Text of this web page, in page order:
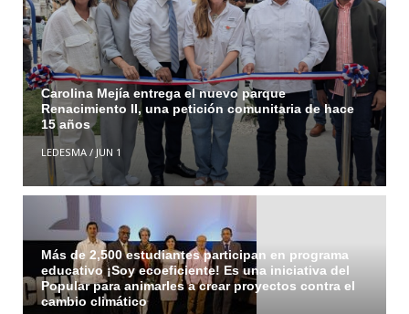
Carolina Mejía entrega el nuevo parque
Renacimiento II, una petición comunitaria de hace
15 años
LEDESMA/ JUN 1
Más de 2,500 estudiantes participan en programa
educativo ¡Soy ecoeficiente! Es una iniciativa del
Popular para animarles a crear proyectos contra el
cambio climático